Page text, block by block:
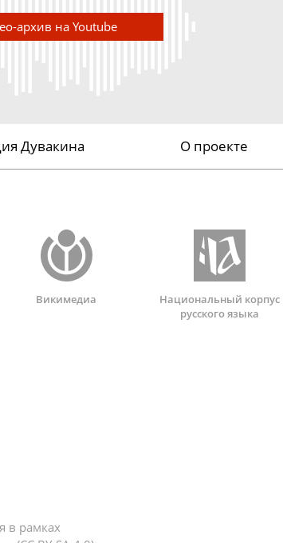
архив на Youtube
Дувакина О проекте
Викимедиа
Национальный корпус
русского языка
в рамках